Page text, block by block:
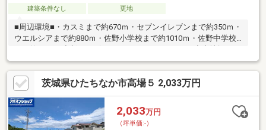
建築条件なし 更地
■周辺環境■・カスミまで約670ｍ・セブンイレブンまで約350ｍ・
ウエルシアまで約880ｍ・佐野小学校まで約1010ｍ・佐野中学校
まで約1530ｍ◆新サービス・マイホームカウンター◆土地探しと
同時に、お客様が気になるハウスメーカーや建築業者様を無料で
ご相談いただけます！また当社にて建築担当営業様もご紹介いた
します！お気軽にご相談ください♪
茨城県ひたちなか市高場５ 2,033万円
2,033万円
（坪単価:-）